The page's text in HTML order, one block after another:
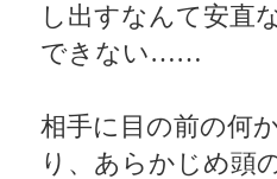
し出すなんて安直
できない……
相手に目の前の何
り、あらかじめ頭